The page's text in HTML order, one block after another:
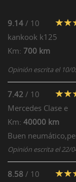
9.14 / 10
kankook k125
Km: 700 km
Opinión escrita el 10/
7.42 / 10
Mercedes Clase e
Km: 40000 km
Buen
Opinión escrita el 22/
8.58 / 10